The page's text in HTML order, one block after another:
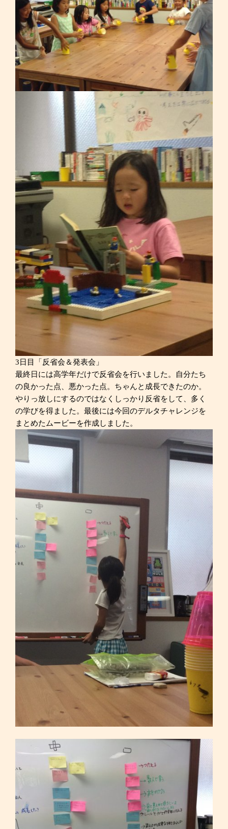
3日目「反省会＆発表会」
最終日には高学年だけで反省会を行いました。自分たち
の良かった点、悪かった点。ちゃんと成長できたのか。
やりっ放しにするのではなくしっかり反省をして、多く
の学びを得ました。最後には今回のデルタチャレンジを
まとめたムービーを作成しました。